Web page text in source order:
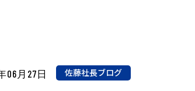
06月27日 佐藤社長ブログ